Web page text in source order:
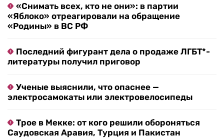
«Снимать всех, кто не они»: в партии
«Яблоко» отреагировали на обращение
«Родины» в ВС РФ
Последний фигурант дела о продаже ЛГБТ*-
литературы получил приговор
Ученые выяснили, что опаснее —
электросамокаты или электровелосипеды
Трое в Мекке: от кого решили обороняться
Саудовская Аравия, Турция и Пакистан